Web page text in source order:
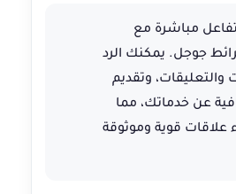
مباشرة مع
جوجل. يمكنك الرد
والتعليقات، وتقديم
عن خدماتك، مما
علاقات قوية وموثوقة